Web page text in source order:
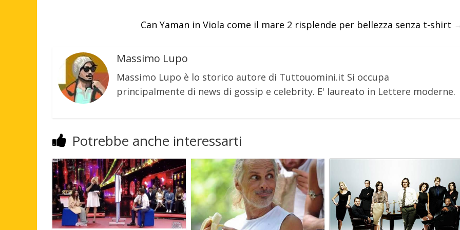
Can Yaman in Viola come il mare 2 risplende per bellezza senza t-shirt
Massimo Lupo
Massimo Lupo è lo storico autore di Tuttouomini.it Si occupa
principalmente di news di gossip e celebrity. E' laureato in Lettere moderne.
Potrebbe anche interessarti